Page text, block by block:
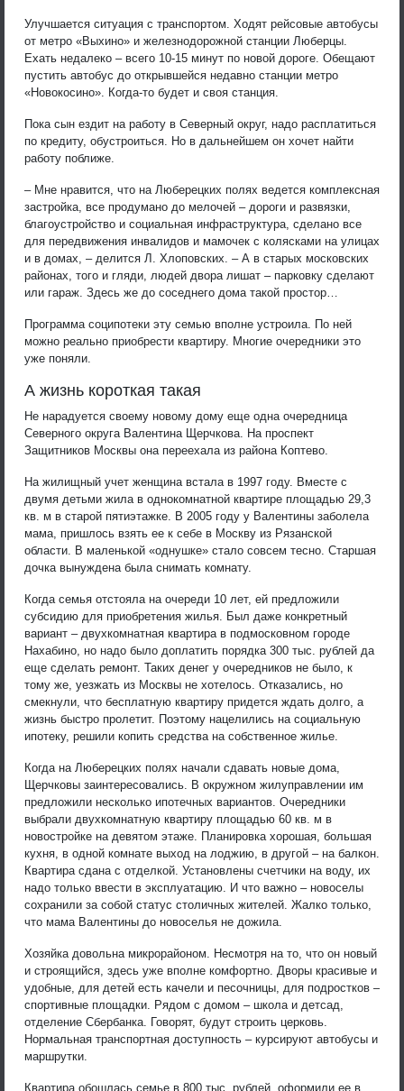
Улучшается ситуация с транспортом. Ходят рейсовые автобусы
от метро «Выхино» и железнодорожной станции Люберцы.
Ехать недалеко – всего 10-15 минут по новой дороге. Обещают
пустить автобус до открывшейся недавно станции метро
«Новокосино». Когда-то будет и своя станция.
Пока сын ездит на работу в Северный округ, надо расплатиться
по кредиту, обустроиться. Но в дальнейшем он хочет найти
работу поближе.
– Мне нравится, что на Люберецких полях ведется комплексная
застройка, все продумано до мелочей – дороги и развязки,
благоустройство и социальная инфраструктура, сделано все
для передвижения инвалидов и мамочек с колясками на улицах
и в домах, – делится Л. Хлоповских. – А в старых московских
районах, того и гляди, людей двора лишат – парковку сделают
или гараж. Здесь же до соседнего дома такой простор…
Программа соципотеки эту семью вполне устроила. По ней
можно реально приобрести квартиру. Многие очередники это
уже поняли.
А жизнь короткая такая
Не нарадуется своему новому дому еще одна очередница
Северного округа Валентина Щерчкова. На проспект
Защитников Москвы она переехала из района Коптево.
На жилищный учет женщина встала в 1997 году. Вместе с
двумя детьми жила в однокомнатной квартире площадью 29,3
кв. м в старой пятиэтажке. В 2005 году у Валентины заболела
мама, пришлось взять ее к себе в Москву из Рязанской
области. В маленькой «однушке» стало совсем тесно. Старшая
дочка вынуждена была снимать комнату.
Когда семья отстояла на очереди 10 лет, ей предложили
субсидию для приобретения жилья. Был даже конкретный
вариант – двухкомнатная квартира в подмосковном городе
Нахабино, но надо было доплатить порядка 300 тыс. рублей да
еще сделать ремонт. Таких денег у очередников не было, к
тому же, уезжать из Москвы не хотелось. Отказались, но
смекнули, что бесплатную квартиру придется ждать долго, а
жизнь быстро пролетит. Поэтому нацелились на социальную
ипотеку, решили копить средства на собственное жилье.
Когда на Люберецких полях начали сдавать новые дома,
Щерчковы заинтересовались. В окружном жилуправлении им
предложили несколько ипотечных вариантов. Очередники
выбрали двухкомнатную квартиру площадью 60 кв. м в
новостройке на девятом этаже. Планировка хорошая, большая
кухня, в одной комнате выход на лоджию, в другой – на балкон.
Квартира сдана с отделкой. Установлены счетчики на воду, их
надо только ввести в эксплуатацию. И что важно – новоселы
сохранили за собой статус столичных жителей. Жалко только,
что мама Валентины до новоселья не дожила.
Хозяйка довольна микрорайоном. Несмотря на то, что он новый
и строящийся, здесь уже вполне комфортно. Дворы красивые и
удобные, для детей есть качели и песочницы, для подростков –
спортивные площадки. Рядом с домом – школа и детсад,
отделение Сбербанка. Говорят, будут строить церковь.
Нормальная транспортная доступность – курсируют автобусы и
маршрутки.
Квартира обошлась семье в 800 тыс. рублей, оформили ее в